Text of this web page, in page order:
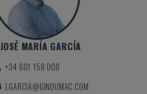
JOSÉ MARÍA GARCÍA
+34 601 158 008
J.GARCIA@GINDUMAC.COM